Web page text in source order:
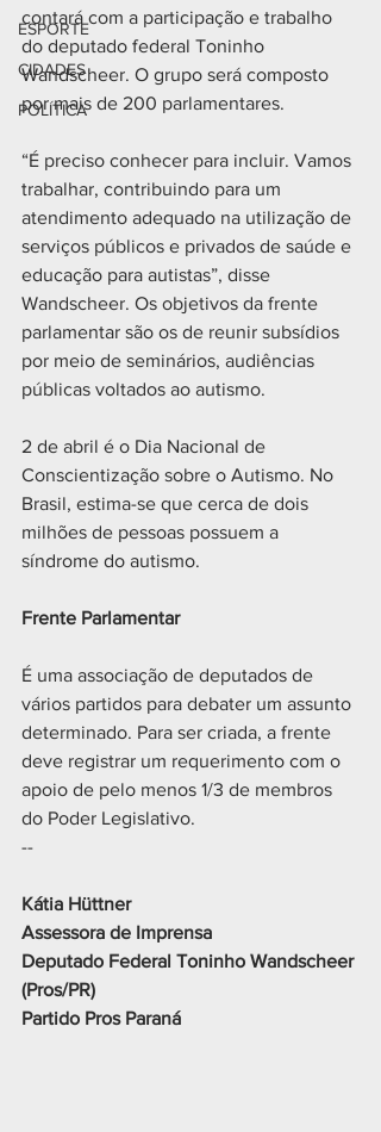
ESPORTE
CIDADES
POLÍTICA
contará com a participação e trabalho
do deputado federal Toninho
Wandscheer. O grupo será composto
por mais de 200 parlamentares.
“É preciso conhecer para incluir. Vamos
trabalhar, contribuindo para um
atendimento adequado na utilização de
serviços públicos e privados de saúde e
educação para autistas”, disse
Wandscheer. Os objetivos da frente
parlamentar são os de reunir subsídios
por meio de seminários, audiências
públicas voltados ao autismo.
2 de abril é o Dia Nacional de
Conscientização sobre o Autismo. No
Brasil, estima-se que cerca de dois
milhões de pessoas possuem a
síndrome do autismo.
Frente Parlamentar
É uma associação de deputados de
vários partidos para debater um assunto
determinado. Para ser criada, a frente
deve registrar um requerimento com o
apoio de pelo menos 1/3 de membros
do Poder Legislativo.
--
Kátia Hüttner
Assessora de Imprensa
Deputado Federal Toninho Wandscheer
(Pros/PR)
Partido Pros Paraná